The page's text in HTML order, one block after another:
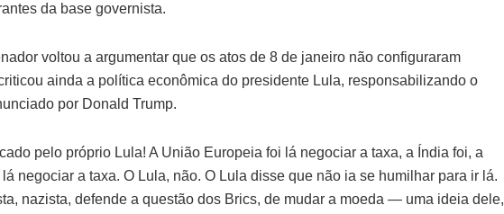
da base governista.
voltou a argumentar que os atos de 8 de janeiro não configuraram
ainda a política econômica do presidente Lula, responsabilizando o
por Donald Trump.
pelo próprio Lula! A União Europeia foi lá negociar a taxa, a Índia foi, a
negociar a taxa. O Lula, não. O Lula disse que não ia se humilhar para ir lá.
nazista, defende a questão dos Brics, de mudar a moeda — uma ideia dele,